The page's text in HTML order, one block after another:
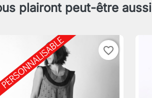
plairont peut-être aussi
favorite_border